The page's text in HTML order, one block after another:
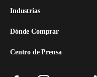
Industrias
Dónde Comprar
Centro de Prensa